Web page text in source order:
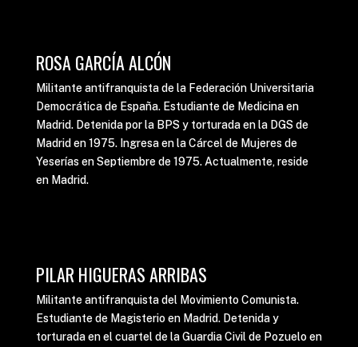
ROSA GARCÍA ALCÓN
Militante antifranquista de la Federación Universitaria
Democrática de España. Estudiante de Medicina en
Madrid. Detenida por la BPS y torturada en la DGS de
Madrid en 1975. Ingresa en la Cárcel de Mujeres de
Yeserías en Septiembre de 1975. Actualmente, reside
en Madrid.
PILAR HIGUERAS ARRIBAS
Militante antifranquista del Movimiento Comunista.
Estudiante de Magisterio en Madrid. Detenida y
torturada en el cuartel de la Guardia Civil de Pozuelo en